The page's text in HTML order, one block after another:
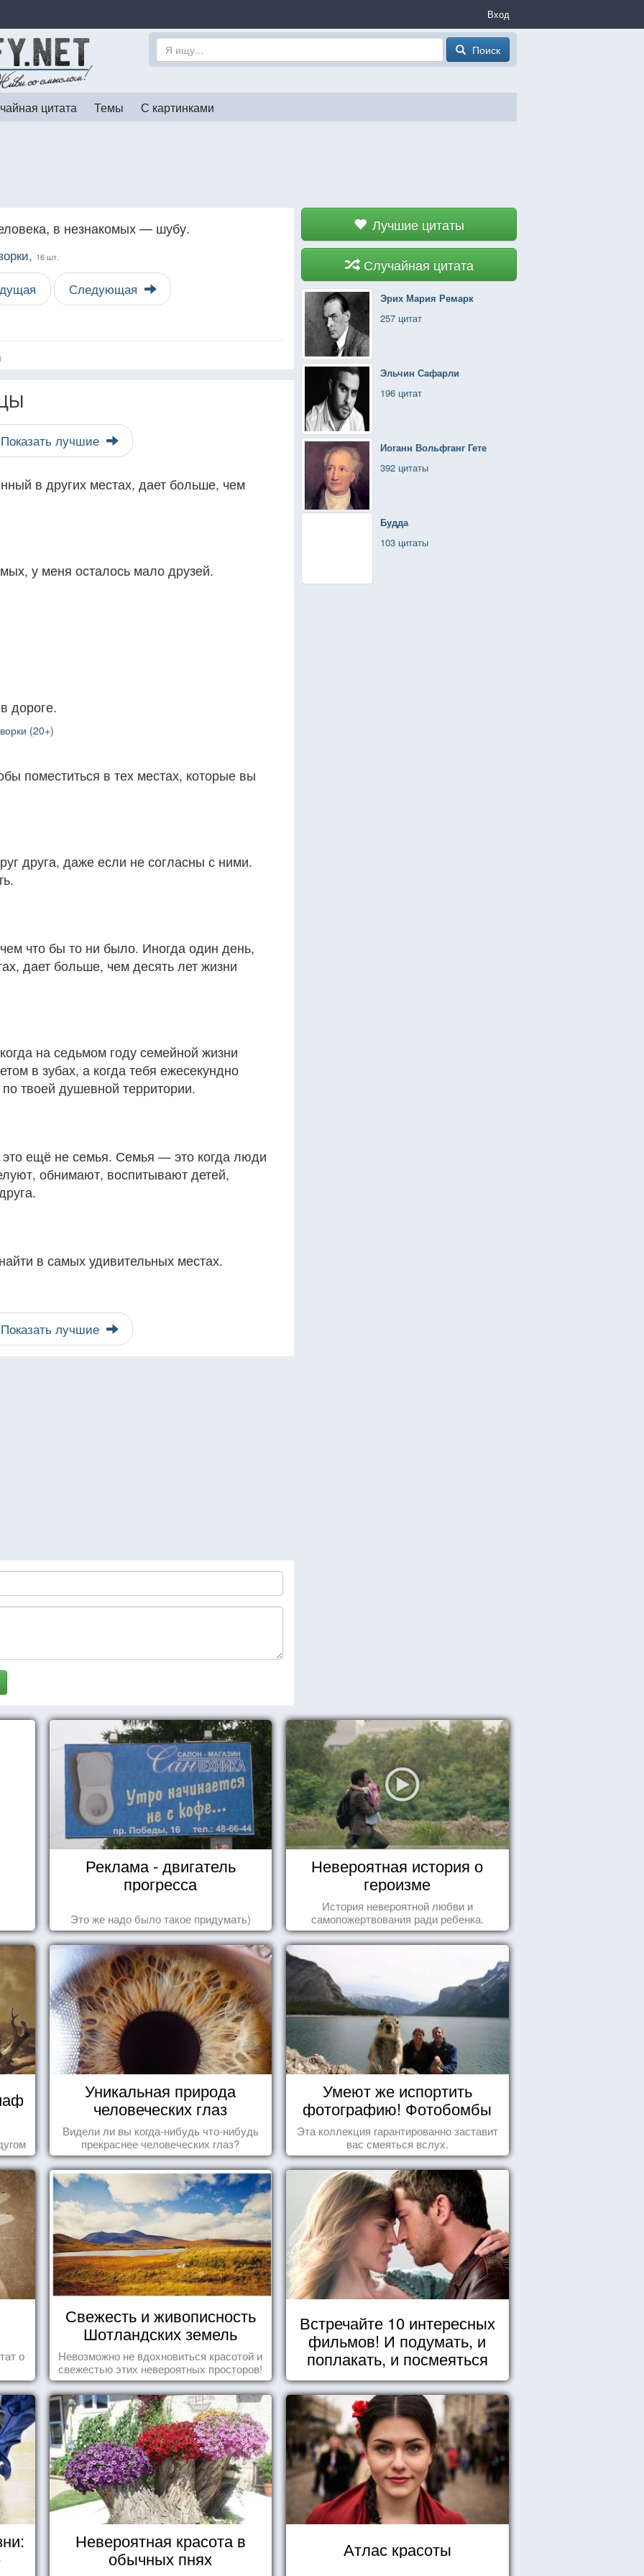
Вход
Поиск
цитата Темы С картинками
Лучшие цитаты
Случайная цитата
Эрих Мария Ремарк
257 цитат
Эльчин Сафарли
196 цитат
Иоганн Вольфганг Гете
392 цитаты
Будда
103 цитаты
в незнакомых — шубу.
16 шт.
Следующая
Показать лучшие
в других местах, дает больше, чем
у меня осталось мало друзей.
дороге.
(20+)
поместиться в тех местах, которые вы
друга, даже если не согласны с ними.
что бы то ни было. Иногда один день,
дает больше, чем десять лет жизни
на седьмом году семейной жизни
в зубах, а когда тебя ежесекундно
твоей душевной территории.
ещё не семья. Семья — это когда люди
обнимают, воспитывают детей,
в самых удивительных местах.
Показать лучшие
Реклама - двигатель
прогресса
Это же надо было такое придумать)
Невероятная история о
героизме
История невероятной любви и
самопожертвования ради ребенка.
Уникальная природа
человеческих глаз
Видели ли вы когда-нибудь что-нибудь
прекраснее человеческих глаз?
Умеют же испортить
фотографию! Фотобомбы
животных
Эта коллекция гарантированно заставит
вас смеяться вслух.
о
Свежесть и живописность
Шотландских земель
Невозможно не вдохновиться красотой и
свежестью этих невероятных просторов!
Встречайте 10 интересных
фильмов! И подумать, и
поплакать, и посмеяться
Невероятная красота в
обычных пнях
Атлас красоты